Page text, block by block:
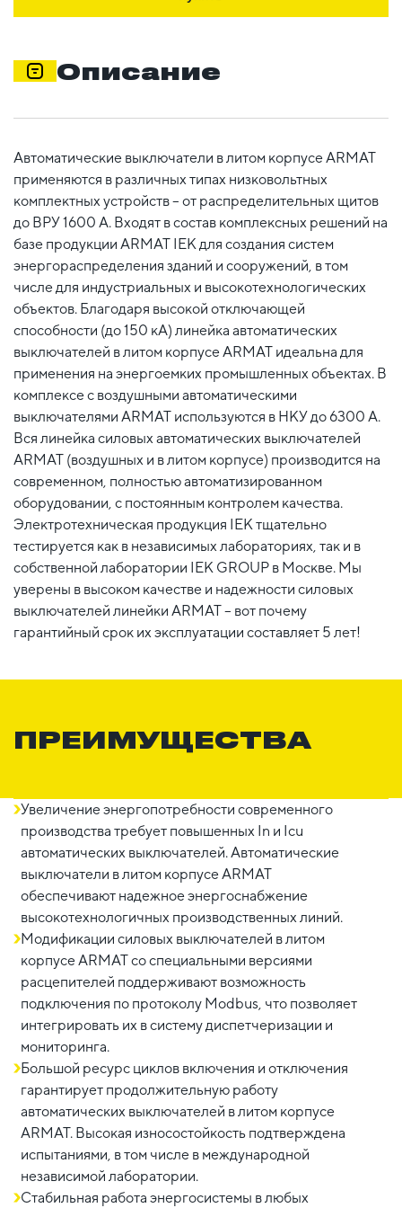
Описание
Автоматические выключатели в литом корпусе ARMAT
применяются в различных типах низковольтных
комплектных устройств – от распределительных щитов
до ВРУ 1600 А. Входят в состав комплексных решений на
базе продукции ARMAT IEK для создания систем
энергораспределения зданий и сооружений, в том
числе для индустриальных и высокотехнологических
объектов. Благодаря высокой отключающей
способности (до 150 кА) линейка автоматических
выключателей в литом корпусе ARMAT идеальна для
применения на энергоемких промышленных объектах. В
комплексе с воздушными автоматическими
выключателями ARMAT используются в НКУ до 6300 А.
Вся линейка силовых автоматических выключателей
ARMAT (воздушных и в литом корпусе) производится на
современном, полностью автоматизированном
оборудовании, с постоянным контролем качества.
Электротехническая продукция IEK тщательно
тестируется как в независимых лабораториях, так и в
собственной лаборатории IEK GROUP в Москве. Мы
уверены в высоком качестве и надежности силовых
выключателей линейки ARMAT – вот почему
гарантийный срок их эксплуатации составляет 5 лет!
ПРЕИМУЩЕСТВА
Увеличение энергопотребности современного
производства требует повышенных In и Icu
автоматических выключателей. Автоматические
выключатели в литом корпусе ARMAT
обеспечивают надежное энергоснабжение
высокотехнологичных производственных линий.
Модификации силовых выключателей в литом
корпусе ARMAT со специальными версиями
расцепителей поддерживают возможность
подключения по протоколу Modbus, что позволяет
интегрировать их в систему диспетчеризации и
мониторинга.
Большой ресурс циклов включения и отключения
гарантирует продолжительную работу
автоматических выключателей в литом корпусе
ARMAT. Высокая износостойкость подтверждена
испытаниями, в том числе в международной
независимой лаборатории.
Стабильная работа энергосистемы в любых